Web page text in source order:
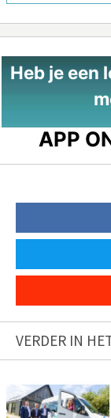
Heb je een
APP
VERDER IN